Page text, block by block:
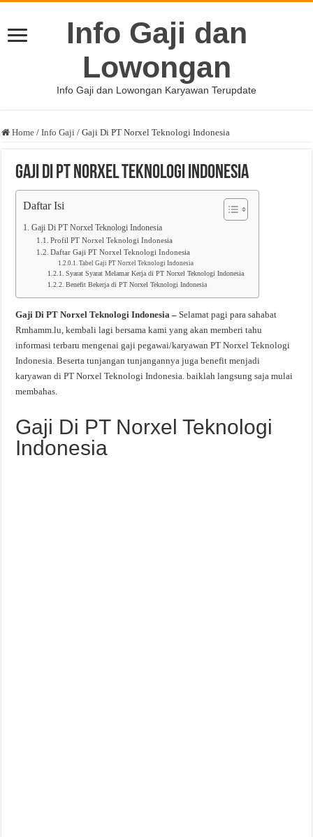
Info Gaji dan
Lowongan
Info Gaji dan Lowongan Karyawan Terupdate
Home / Info Gaji / Gaji Di PT Norxel Teknologi Indonesia
Gaji Di PT Norxel Teknologi Indonesia
Daftar Isi
Gaji Di PT Norxel Teknologi Indonesia
Profil PT Norxel Teknologi Indonesia
Daftar Gaji PT Norxel Teknologi Indonesia
Tabel Gaji PT Norxel Teknologi Indonesia
Syarat Syarat Melamar Kerja di PT Norxel Teknologi Indonesia
Benefit Bekerja di PT Norxel Teknologi Indonesia
Gaji Di PT Norxel Teknologi Indonesia –Selamat pagi para sahabat
Rmhamm.lu, kembali lagi bersama kami yang akan memberi tahu
informasi terbaru mengenai gaji pegawai/karyawan PT Norxel Teknologi
Indonesia. Beserta tunjangan tunjangannya juga benefit menjadi
karyawan di PT Norxel Teknologi Indonesia. baiklah langsung saja mulai
membahas.
Gaji Di PT Norxel Teknologi
Indonesia